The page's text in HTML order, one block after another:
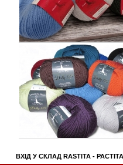
ВХІД У СКЛАД RASTITA - РАСТІТА